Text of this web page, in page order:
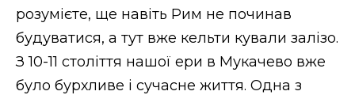
розумієте, ще навіть Рим не починав
будуватися, а тут вже кельти кували залізо.
З 10-11 століття нашої ери в Мукачево вже
було бурхливе і сучасне життя. Одна з